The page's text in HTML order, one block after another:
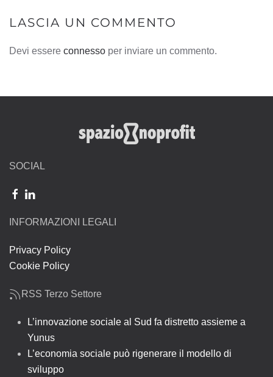
LASCIA UN COMMENTO
Devi essere connesso per inviare un commento.
SOCIAL
INFORMAZIONI LEGALI
Privacy Policy
Cookie Policy
RSS Terzo Settore
L’innovazione sociale al Sud fa distretto assieme a
Yunus
L’economia sociale può rigenerare il modello di
sviluppo